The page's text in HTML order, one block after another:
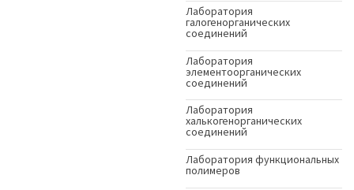
Лаборатория
галогенорганических
соединений
Лаборатория
элементоорганических
соединений
Лаборатория
халькогенорганических
соединений
Лаборатория функциональных
полимеров